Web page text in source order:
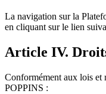
La navigation sur la
en cliquant sur le lien
Article IV.
Conformément aux lois et
POPPINS :